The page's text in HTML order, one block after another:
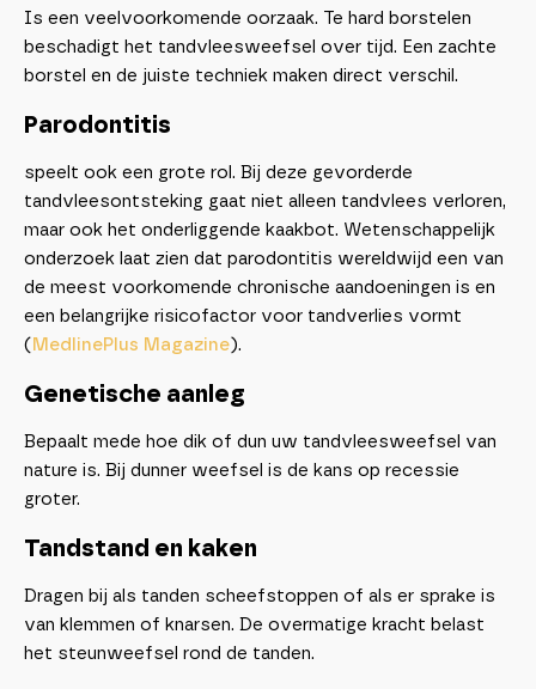
Is een veelvoorkomende oorzaak. Te hard borstelen
beschadigt het tandvleesweefsel over tijd. Een zachte
borstel en de juiste techniek maken direct verschil.
Parodontitis
speelt ook een grote rol. Bij deze gevorderde
tandvleesontsteking gaat niet alleen tandvlees verloren,
maar ook het onderliggende kaakbot. Wetenschappelijk
onderzoek laat zien dat parodontitis wereldwijd een van
de meest voorkomende chronische aandoeningen is en
een belangrijke risicofactor voor tandverlies vormt
( MedlinePlus Magazine).
Genetische aanleg
Bepaalt mede hoe dik of dun uw tandvleesweefsel van
nature is. Bij dunner weefsel is de kans op recessie
groter.
Tandstand en kaken
Dragen bij als tanden scheefstoppen of als er sprake is
van klemmen of knarsen. De overmatige kracht belast
het steunweefsel rond de tanden.